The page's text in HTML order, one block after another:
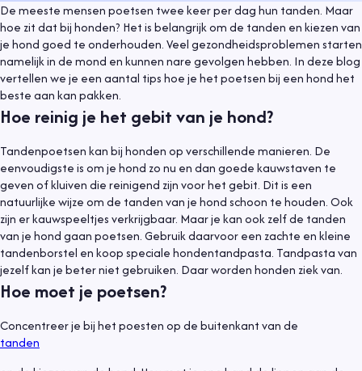
De meeste mensen poetsen twee keer per dag hun tanden. Maar
hoe zit dat bij honden? Het is belangrijk om de tanden en kiezen van
je hond goed te onderhouden. Veel gezondheidsproblemen starten
namelijk in de mond en kunnen nare gevolgen hebben. In deze blog
vertellen we je een aantal tips hoe je het poetsen bij een hond het
beste aan kan pakken.
Hoe reinig je het gebit van je hond?
Tandenpoetsen kan bij honden op verschillende manieren. De
eenvoudigste is om je hond zo nu en dan goede kauwstaven te
geven of kluiven die reinigend zijn voor het gebit. Dit is een
natuurlijke wijze om de tanden van je hond schoon te houden. Ook
zijn er kauwspeeltjes verkrijgbaar. Maar je kan ook zelf de tanden
van je hond gaan poetsen. Gebruik daarvoor een zachte en kleine
tandenborstel en koop speciale hondentandpasta. Tandpasta van
jezelf kan je beter niet gebruiken. Daar worden honden ziek van.
Hoe moet je poetsen?
Concentreer je bij het poesten op de buitenkant van de
tanden